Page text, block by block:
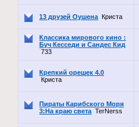
13 друзей Оушена Криста
Классика мирового кино :
Буч Кесседи и Сандес Кид
733
Крепкий орешек 4.0
Криста
Пираты Карибского Моря
3:На краю света TerNerss